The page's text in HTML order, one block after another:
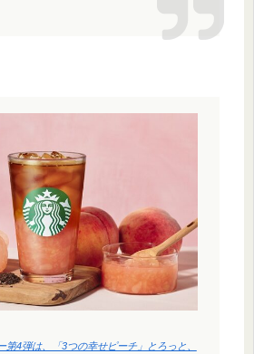
第4弾は、「3つの幸せピーチ」とろっと、